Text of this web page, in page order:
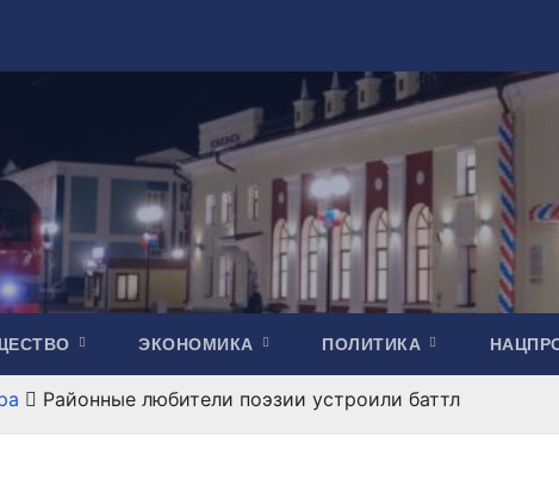
ЭКОНОМИКА ПОЛИТИКА
Районные любители поэзии устроили баттл